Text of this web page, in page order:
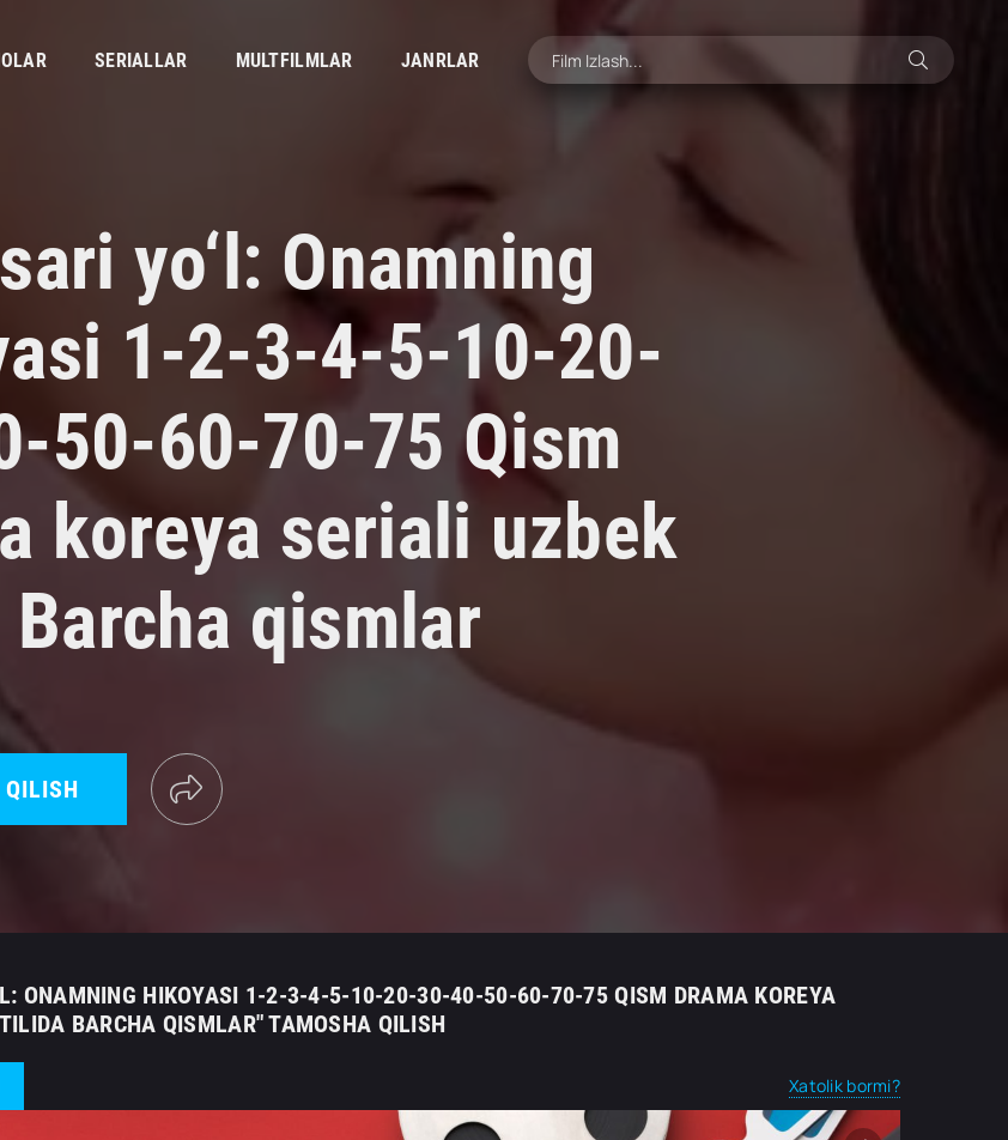
SERIALLAR MULTFILMLAR JANRLAR
yo‘l: Onamning
1-2-3-4-5-10-20-
50-60-70-75 Qism
koreya seriali uzbek
qismlar
ONAMNING HIKOYASI 1-2-3-4-5-10-20-30-40-50-60-70-75 QISM DRAMA KOREYA
BARCHA QISMLAR" TAMOSHA QILISH
Xatolik bormi?